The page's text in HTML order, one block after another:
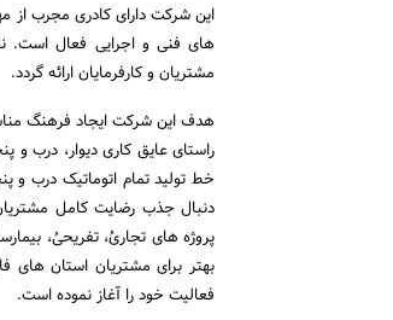
این شرکت دارای کادری مجرب از
های فنی و اجرایی فعال است.
مشتریان و کارفرمایان ارائه گردد.
هدف این شرکت ایجاد فرهنگ
راستای عایق کاری دیوار، درب
خط تولید تمام اتوماتیک درب و
دنبال جذب رضایت کامل
بهتر برای مشتریان استان
فعالیت خود را آغاز نموده است.